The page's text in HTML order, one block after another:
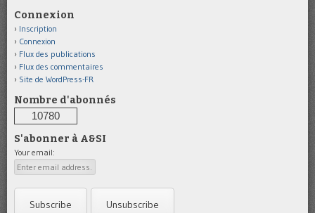
Connexion
Inscription
Connexion
Flux des publications
Flux des commentaires
Site de WordPress-FR
Nombre d'abonnés
10780
S'abonner à A&SI
Your email: